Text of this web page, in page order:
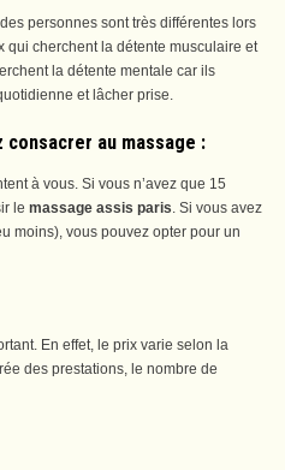
personnes sont très différentes lors
qui cherchent la détente musculaire et
la détente mentale car ils
et lâcher prise.
au massage :
à vous. Si vous n’avez que 15
lemassage assis paris. Si vous avez
moins), vous pouvez opter pour un
En effet, le prix varie selon la
des prestations, le nombre de